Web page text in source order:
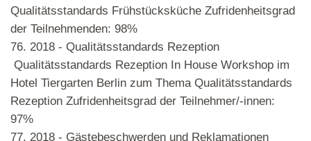
Qualitätsstandards Frühstücksküche Zufridenheitsgrad
der Teilnehmenden: 98%
76. 2018 - Qualitätsstandards Rezeption
Qualitätsstandards Rezeption In House Workshop im
Hotel Tiergarten Berlin zum Thema Qualitätsstandards
Rezeption Zufridenheitsgrad der Teilnehmer/-innen:
97%
77. 2018 - Gästebeschwerden und Reklamationen